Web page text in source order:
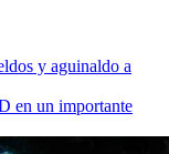
y aguinaldo a
en un importante